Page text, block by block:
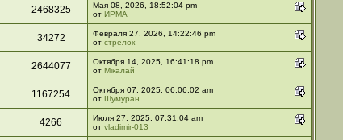
2468325
Мая 08, 2026, 18:52:04 pm
от ИРМА
34272
Февраля 27, 2026, 14:22:46 pm
от стрелок
2644077
Октября 14, 2025, 16:41:18 pm
от Мікалай
1167254
Октября 07, 2025, 06:06:02 am
от Шумуран
4266
Июля 27, 2025, 07:31:04 am
от vladimir-013